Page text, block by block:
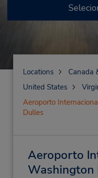
Locations
Canada
United States
Aeroporto
Dulles
Aeroporto
Washington